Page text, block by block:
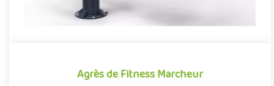
Agrès de Fitness Marcheur